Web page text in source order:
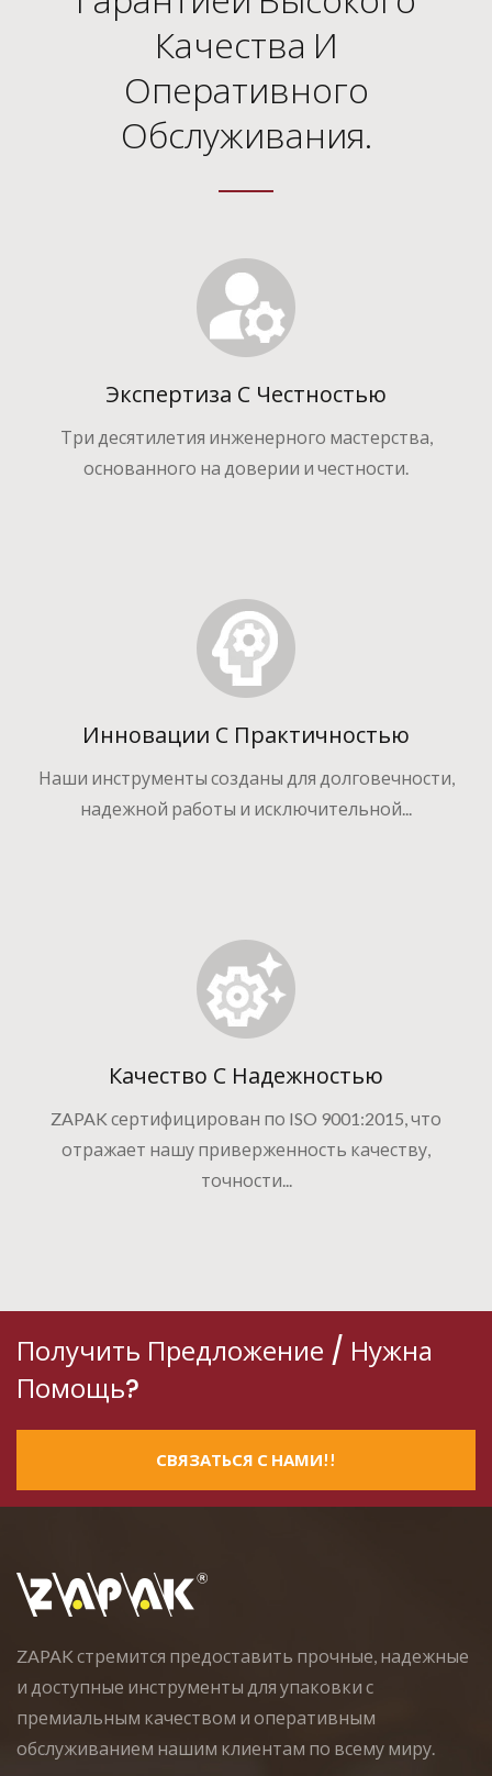
Качества И
Оперативного
Обслуживания.
Экспертиза С Честностью
Три десятилетия инженерного мастерства,
основанного на доверии и честности.
Инновации С Практичностью
Наши инструменты созданы для долговечности,
надежной работы и исключительной...
Качество С Надежностью
ZAPAK сертифицирован по ISO 9001:2015, что
отражает нашу приверженность качеству,
точности...
Получить Предложение / Нужна
Помощь?
СВЯЗАТЬСЯ С НАМИ!!
ZAPAK стремится предоставить прочные, надежные
и доступные инструменты для упаковки с
премиальным качеством и оперативным
обслуживанием нашим клиентам по всему миру.